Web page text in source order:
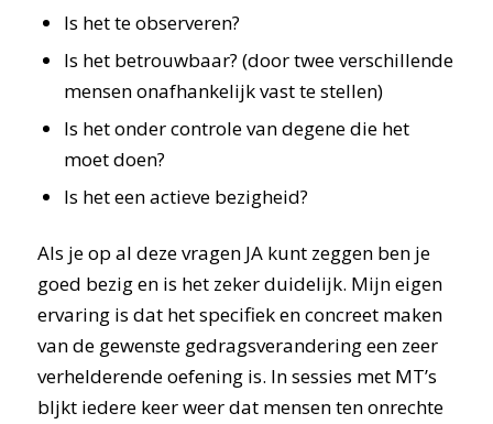
Is het te observeren?
Is het betrouwbaar? (door twee verschillende
mensen onafhankelijk vast te stellen)
Is het onder controle van degene die het
moet doen?
Is het een actieve bezigheid?
Als je op al deze vragen JA kunt zeggen ben je
goed bezig en is het zeker duidelijk. Mijn eigen
ervaring is dat het specifiek en concreet maken
van de gewenste gedragsverandering een zeer
verhelderende oefening is. In sessies met MT’s
bljkt iedere keer weer dat mensen ten onrechte